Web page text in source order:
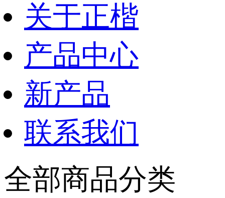
关于正楷
产品中心
新产品
联系我们
全部商品分类